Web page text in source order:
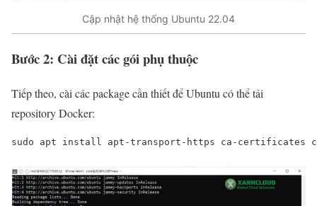
Cập nhật hệ thống Ubuntu 22.04
Bước 2: Cài đặt các gói phụ thuộc
Tiếp theo, cài các package cần thiết để Ubuntu có thể tải
repository Docker:
sudo apt install apt-transport-https ca-certificates